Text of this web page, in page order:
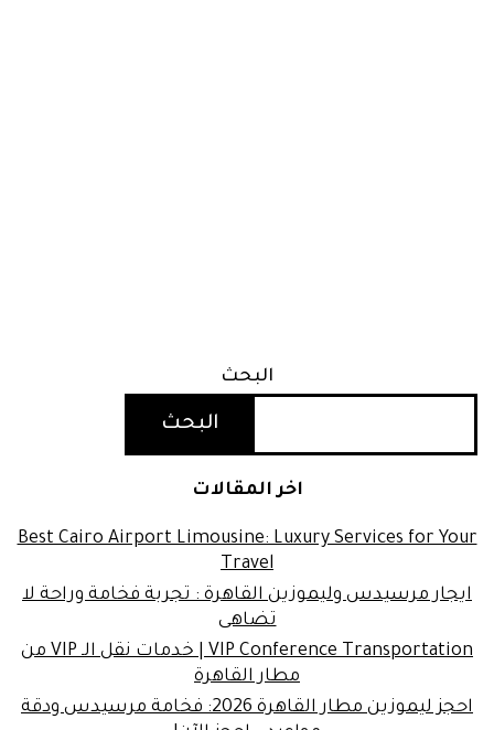
البحث
البحث
اخر المقالات
Best Cairo Airport Limousine: Luxury Services for Your
Travel
ايجار مرسيدس وليموزين القاهرة : تجربة فخامة وراحة لا
تضاهى
VIP Conference Transportation | خدمات نقل الـ VIP من
مطار القاهرة
احجز ليموزين مطار القاهرة 2026: فخامة مرسيدس ودقة